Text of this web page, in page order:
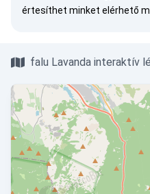
értesíthet minket elérhető
falu Lavanda interaktív